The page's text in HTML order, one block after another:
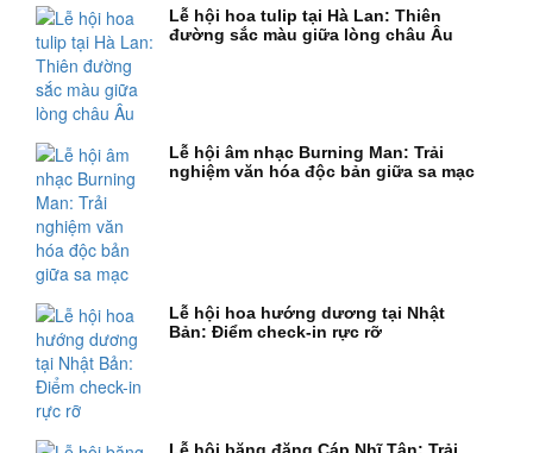
Lễ hội hoa tulip tại Hà Lan: Thiên
đường sắc màu giữa lòng châu Âu
Lễ hội âm nhạc Burning Man: Trải
nghiệm văn hóa độc bản giữa sa mạc
Lễ hội hoa hướng dương tại Nhật
Bản: Điểm check-in rực rỡ